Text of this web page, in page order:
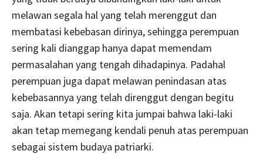
melawan segala hal yang telah merenggut dan
membatasi kebebasan dirinya, sehingga perempuan
sering kali dianggap hanya dapat memendam
permasalahan yang tengah dihadapinya. Padahal
perempuan juga dapat melawan penindasan atas
kebebasannya yang telah direnggut dengan begitu
saja. Akan tetapi sering kita jumpai bahwa laki-laki
akan tetap memegang kendali penuh atas perempuan
sebagai sistem budaya patriarki.